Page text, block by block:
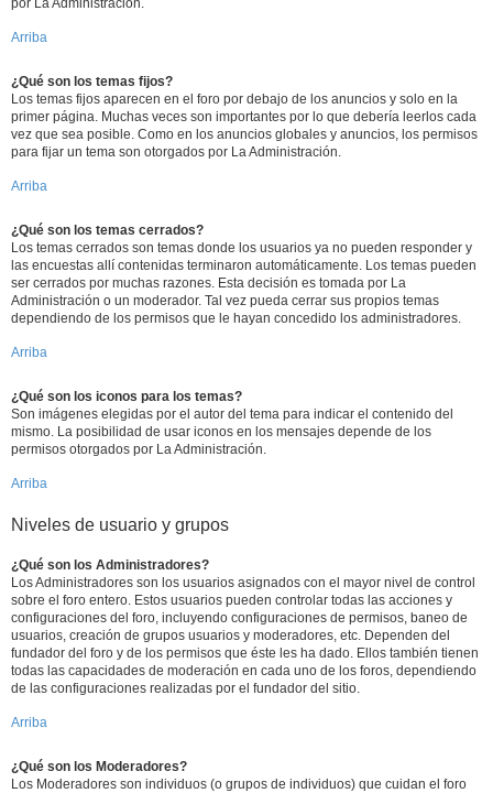
por La Administración.
Arriba
¿Qué son los temas fijos?
Los temas fijos aparecen en el foro por debajo de los anuncios y solo en la
primer página. Muchas veces son importantes por lo que debería leerlos cada
vez que sea posible. Como en los anuncios globales y anuncios, los permisos
para fijar un tema son otorgados por La Administración.
Arriba
¿Qué son los temas cerrados?
Los temas cerrados son temas donde los usuarios ya no pueden responder y
las encuestas allí contenidas terminaron automáticamente. Los temas pueden
ser cerrados por muchas razones. Esta decisión es tomada por La
Administración o un moderador. Tal vez pueda cerrar sus propios temas
dependiendo de los permisos que le hayan concedido los administradores.
Arriba
¿Qué son los iconos para los temas?
Son imágenes elegidas por el autor del tema para indicar el contenido del
mismo. La posibilidad de usar iconos en los mensajes depende de los
permisos otorgados por La Administración.
Arriba
Niveles de usuario y grupos
¿Qué son los Administradores?
Los Administradores son los usuarios asignados con el mayor nivel de control
sobre el foro entero. Estos usuarios pueden controlar todas las acciones y
configuraciones del foro, incluyendo configuraciones de permisos, baneo de
usuarios, creación de grupos usuarios y moderadores, etc. Dependen del
fundador del foro y de los permisos que éste les ha dado. Ellos también tienen
todas las capacidades de moderación en cada uno de los foros, dependiendo
de las configuraciones realizadas por el fundador del sitio.
Arriba
¿Qué son los Moderadores?
Los Moderadores son individuos (o grupos de individuos) que cuidan el foro